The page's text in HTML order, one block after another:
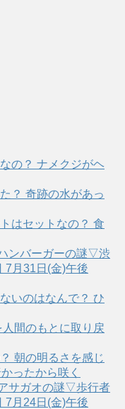
の？ ナメクジがヘ
？ 奇跡の水があっ
はセットなの？ 食
ンバーガーの謎▽渋
月31日(金)午後
いのはなんで？ ひ
間のもとに取り戻
朝の明るさを感じ
ったから咲く
サガオの謎▽歩行者
7月24日(金)午後